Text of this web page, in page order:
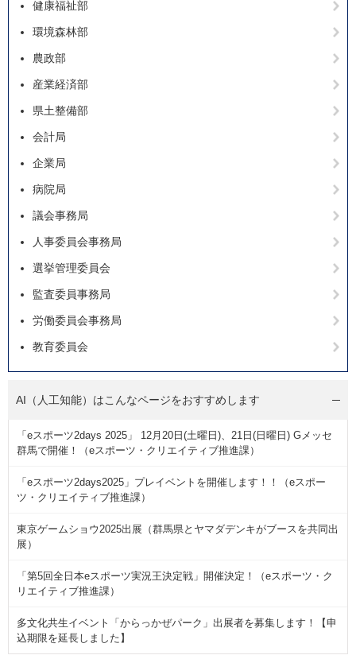
健康福祉部
環境森林部
農政部
産業経済部
県土整備部
会計局
企業局
病院局
議会事務局
人事委員会事務局
選挙管理委員会
監査委員事務局
労働委員会事務局
教育委員会
AI（人工知能）はこんなページをおすすめします
「eスポーツ2days 2025」 12月20日(土曜日)、21日(日曜日) Gメッセ
群馬で開催！（eスポーツ・クリエイティブ推進課）
「eスポーツ2days2025」プレイベントを開催します！！（eスポー
ツ・クリエイティブ推進課）
東京ゲームショウ2025出展（群馬県とヤマダデンキがブースを共同出
展）
「第5回全日本eスポーツ実況王決定戦」開催決定！（eスポーツ・ク
リエイティブ推進課）
多文化共生イベント「からっかぜパーク」出展者を募集します！【申
込期限を延長しました】